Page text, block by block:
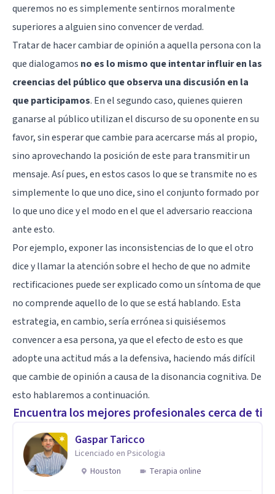
queremos no es simplemente sentirnos moralmente
superiores a alguien sino convencer de verdad.
Tratar de hacer cambiar de opinión a aquella persona con la
que dialogamos no es lo mismo que intentar influir en las
creencias del público que observa una discusión en la
que participamos. En el segundo caso, quienes quieren
ganarse al público utilizan el discurso de su oponente en su
favor, sin esperar que cambie para acercarse más al propio,
sino aprovechando la posición de este para transmitir un
mensaje. Así pues, en estos casos lo que se transmite no es
simplemente lo que uno dice, sino el conjunto formado por
lo que uno dice y el modo en el que el adversario reacciona
ante esto.
Por ejemplo, exponer las inconsistencias de lo que el otro
dice y llamar la atención sobre el hecho de que no admite
rectificaciones puede ser explicado como un síntoma de que
no comprende aquello de lo que se está hablando. Esta
estrategia, en cambio, sería errónea si quisiésemos
convencer a esa persona, ya que el efecto de esto es que
adopte una actitud más a la defensiva, haciendo más difícil
que cambie de opinión a causa de ladisonancia cognitiva. De
esto hablaremos a continuación.
Encuentra los mejores profesionales cerca de ti
Gaspar Taricco
Licenciado en Psicologia
Houston
Terapia online